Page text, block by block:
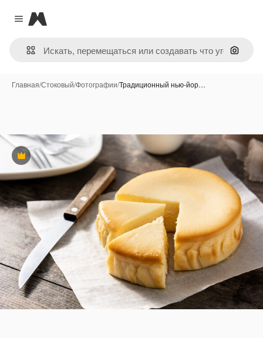
Close menu
Magnific
Поиск
Главная/Стоковый/Фотографии/Традиционный нью-йор…
Премиум